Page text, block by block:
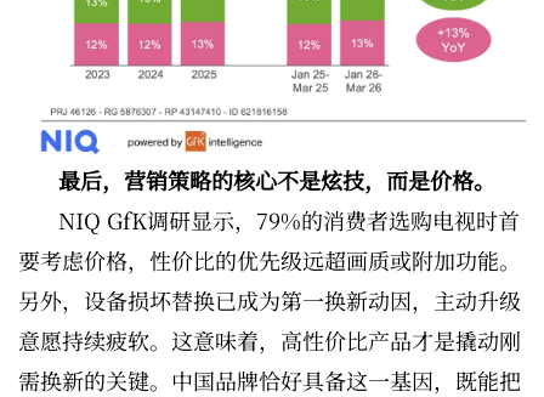
最后，营销策略的核心不是炫技，而是价格。
NIQ GfK调研显示，79%的消费者选购电视时首
要考虑价格，性价比的优先级远超画质或附加功能。
另外，设备损坏替换已成为第一换新动因，主动升级
意愿持续疲软。这意味着，高性价比产品才是撬动刚
需换新的关键。中国品牌恰好具备这一基因，既能把